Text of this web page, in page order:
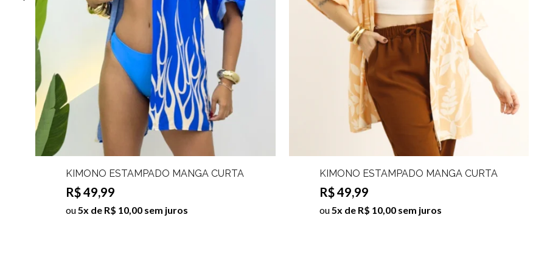
KIMONO ESTAMPADO MANGA CURTA
PAMELA
R$ 49,99
ou 5x de R$ 10,00 sem juros
KIMONO ESTAMPADO MANGA CURTA
KEROL
R$ 49,99
ou 5x de R$ 10,00 sem juros